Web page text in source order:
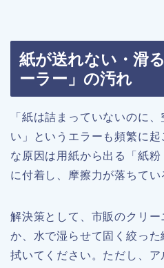
紙が送れない・滑
ーラー」の汚れ
「紙は詰まっていないのに
い」というエラーも頻繁に
な原因は用紙から出る「紙
に付着し、摩擦力が落ちてい
解決策として、市販のクリ
か、水で湿らせて固く絞った
拭いてください。ただし、